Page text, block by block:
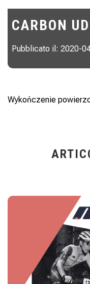
CARBON UD
Pubblicato il: 2020-
Wykończenie